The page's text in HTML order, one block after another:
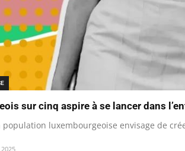
sur cinq aspire à se lancer dans
population luxembourgeoise envisage de